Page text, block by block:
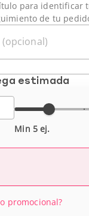
para identificar
de tu
estimada
Min 5 ej.
promocional?